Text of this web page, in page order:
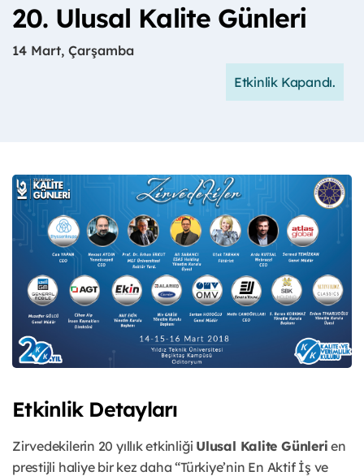
20. Ulusal Kalite Günleri
14 Mart, Çarşamba
Etkinlik Kapandı.
Etkinlik Detayları
Zirvedekilerin 20 yıllık etkinliği Ulusal Kalite Günleri en
prestijli haliye bir kez daha “Türkiye’nin En Aktif İş ve